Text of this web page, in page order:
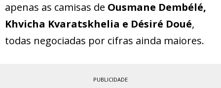
apenas as camisas de Ousmane Dembélé,
Khvicha Kvaratskhelia e Désiré Doué,
todas negociadas por cifras ainda maiores.
PUBLICIDADE